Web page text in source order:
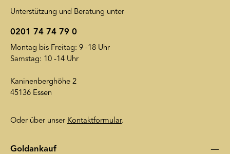
Unterstützung und Beratung unter
0201 74 74 79 0
Montag bis Freitag: 9 -18 Uhr
Samstag: 10 -14 Uhr
Kaninenberghöhe 2
45136 Essen
Oder über unser Kontaktformular.
Goldankauf